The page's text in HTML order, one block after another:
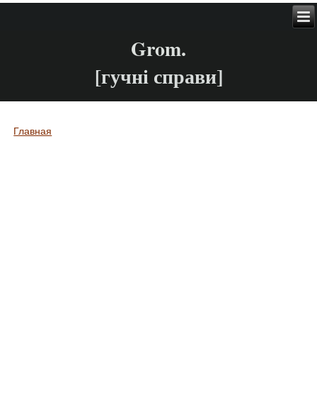
Grom.
[гучні справи]
Вы здесь
Главная